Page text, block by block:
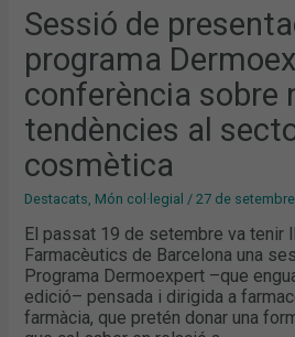
Sessió de
programa
conferència sobre
tendències al
cosmètica
Destacats, Món col·legial /27 de
El passat 19 de setembre va tenir
Farmacèutics de Barcelona una
Programa Dermoexpert –que
edició– pensada i dirigida a
farmàcia, que pretén donar una
SOBRE
NOVES
TENDÈNCIES
AL
SECTOR
LA
COSMÈTICA